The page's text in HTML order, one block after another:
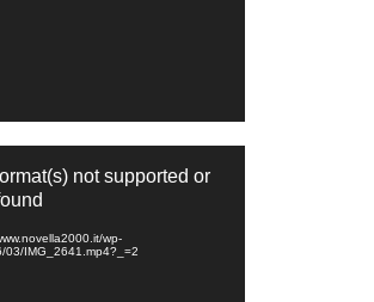
not supported or
wp-
03/IMG_2641.mp4?_=2